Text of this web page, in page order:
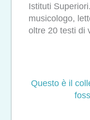
Istituti
musicologo,
oltre 20 testi di
Questo è il